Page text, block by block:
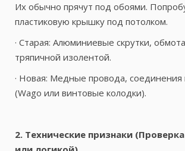
Их обычно прячут под обоями.
пластиковую крышку под потолком.
· Старая: Алюминиевые скрутки,
тряпичной изолентой.
· Новая: Медные провода, соединения
(Wago или винтовые колодки).
2. Технические признаки